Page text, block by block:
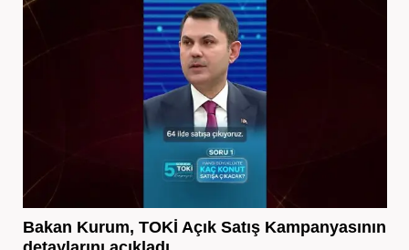
Bakan Kurum, TOKİ Açık Satış Kampanyasının